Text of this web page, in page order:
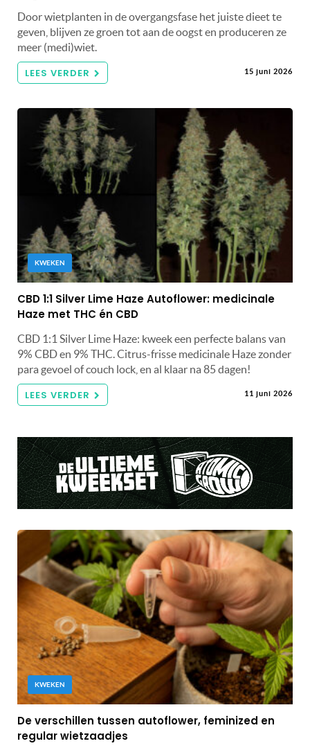
Door wietplanten in de overgangsfase het juiste dieet te
geven, blijven ze groen tot aan de oogst en produceren ze
meer (medi)wiet.
LEES VERDER 15 juni 2026
KWEKEN
CBD 1:1 Silver Lime Haze Autoflower: medicinale
Haze met THC én CBD
CBD 1:1 Silver Lime Haze: kweek een perfecte balans van
9% CBD en 9% THC. Citrus-frisse medicinale Haze zonder
para gevoel of couch lock, en al klaar na 85 dagen!
LEES VERDER 11 juni 2026
KWEKEN
De verschillen tussen autoflower, feminized en
regular wietzaadjes